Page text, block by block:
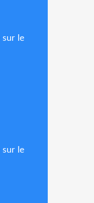
sur le
sur le